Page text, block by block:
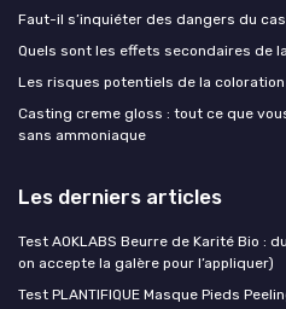
Faut-il s’inquiéter des dangers du
Quels sont les effets secondaires de
Les risques potentiels de la coloration
Casting creme gloss : tout ce que
sans ammoniaque
Les derniers articles
Test AOKLABS Beurre de Karité Bio :
on accepte la galère pour l’appliquer)
Test PLANTIFIQUE Masque Pieds